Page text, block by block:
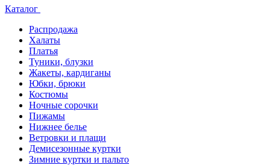
Каталог
Распродажа
Халаты
Платья
Туники, блузки
Жакеты, кардиганы
Юбки, брюки
Костюмы
Ночные сорочки
Пижамы
Нижнее белье
Ветровки и плащи
Демисезонные куртки
Зимние куртки и пальто